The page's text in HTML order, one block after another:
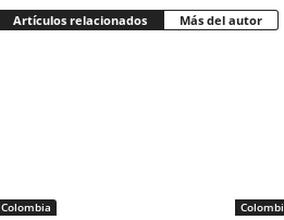
Artículos relacionados Más del autor
Colombia